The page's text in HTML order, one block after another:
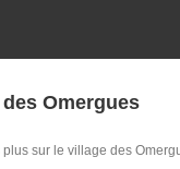
Omergues
sur le village des